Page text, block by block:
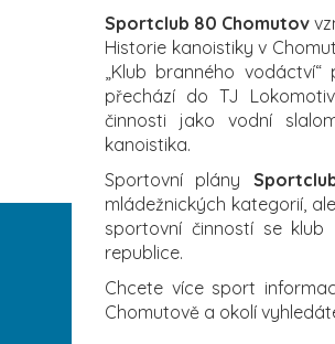
Sportclub 80 Chomutov
Historie kanoistiky v
„Klub branného
přechází do TJ
činnosti jako vodní
kanoistika.
Sportovní plány
mládežnických kategorií,
sportovní činností se
republice.
Chcete více sport
Chomutově a okolí